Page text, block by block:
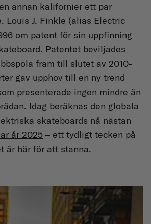
annan kalifornier ett par
Louis J. Finkle (alias Electric
om patent för sin uppfinning
Patentet beviljades
fram till slutet av 2010-
gav upphov till en ny trend
presenterade ingen mindre än
Idag beräknas den globala
skateboards nå nästan
år 2025 – ett tydligt tecken på
är här för att stanna.